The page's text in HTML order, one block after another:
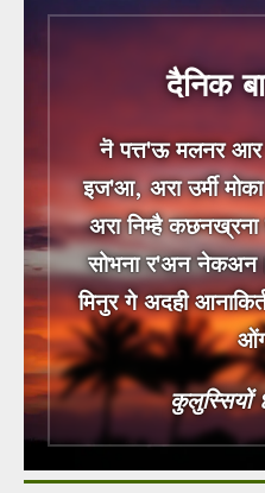
दैनिक
नॆ पत्त'ऊ मलनर
इज'आ, अरा उर्मी
अरा निम्‍है
सोभना र'अन
मिनुर गे अदही